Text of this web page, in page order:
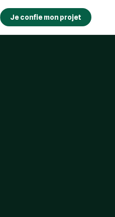
Je confie mon projet